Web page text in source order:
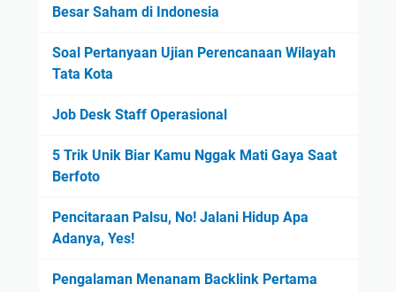
Besar Saham di Indonesia
Soal Pertanyaan Ujian Perencanaan Wilayah
Tata Kota
Job Desk Staff Operasional
5 Trik Unik Biar Kamu Nggak Mati Gaya Saat
Berfoto
Pencitaraan Palsu, No! Jalani Hidup Apa
Adanya, Yes!
Pengalaman Menanam Backlink Pertama